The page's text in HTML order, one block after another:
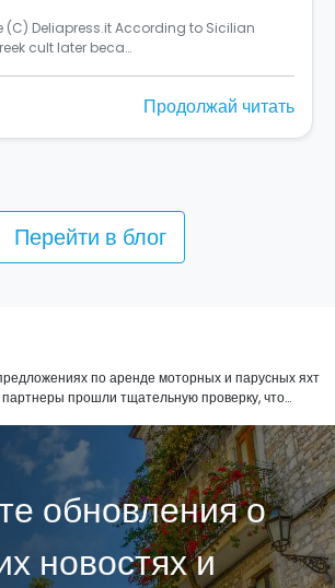
ed è al primo posto tra i murales dello
2024 (C) Balarm…
Продолжай читать
Перейти в блог
по аренде моторных и парусных яхт
прошли тщательную проверку, что
непосредственно по договоренности со
вам самый красивый маршрут. Целый
незабываемые впечатления о вашем
обновления о
новостях и